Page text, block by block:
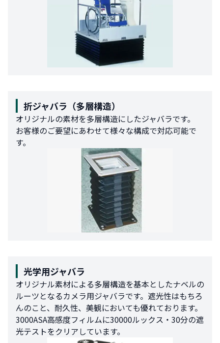
折ジャバラ（多層構造）
オリジナルの素材を多層構造にしたジャバラです。
お客様のご要望にあわせて様々な構成で対応可能で
す。
光学用ジャバラ
オリジナル素材による多層構造を基本としたナベルの
ルーツとなるカメラ用ジャバラです。遮光性はもちろ
んのこと、耐久性、美観においても優れております。
3000ASA高感度フィルムに30000ルックス・30分の遮
光テストをクリアしています。